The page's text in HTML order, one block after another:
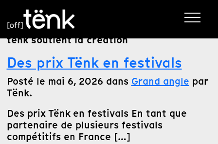
tenk soutient la creation
Des prix Tënk en festivals
Posté le mai 6, 2026 dans Grand angle par
Tënk.
Des prix Tënk en festivals En tant que
partenaire de plusieurs festivals
compétitifs en France […]